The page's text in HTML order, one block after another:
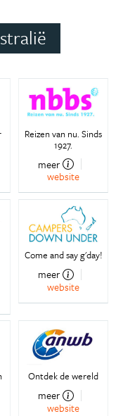
Reizen van nu. Sinds
1927.
meer
website
Come and say g'day!
meer
website
Ontdek de wereld
meer
website